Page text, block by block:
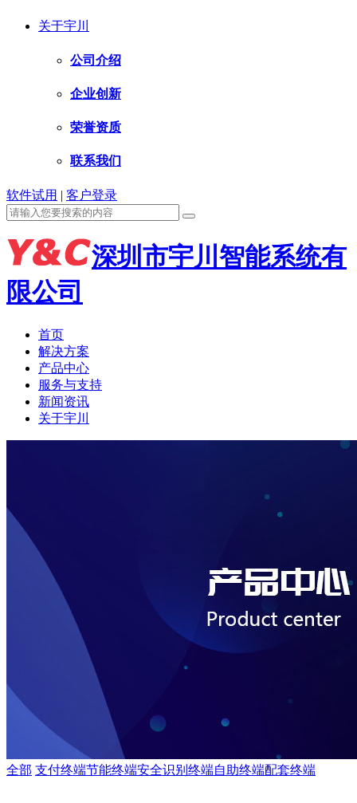
关于宇川
公司介绍
企业创新
荣誉资质
联系我们
软件试用 | 客户登录
深圳市宇川智能系统有
限公司
首页
解决方案
产品中心
服务与支持
新闻资讯
关于宇川
全部 支付终端节能终端安全识别终端自助终端配套终端